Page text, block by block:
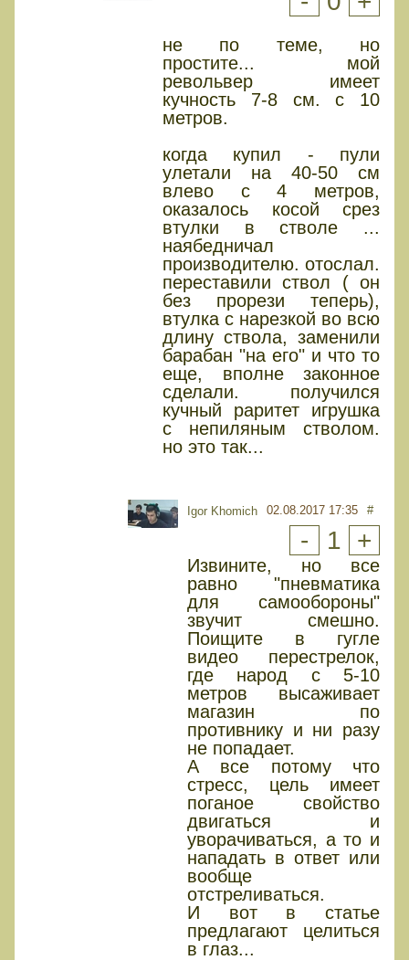
не по теме, но
простите... мой
револьвер имеет
кучность 7-8 см. с 10
метров.
когда купил - пули
улетали на 40-50 см
влево с 4 метров,
оказалось косой срез
втулки в стволе ...
наябедничал
производителю. отослал.
переставили ствол ( он
без прорези теперь),
втулка с нарезкой во всю
длину ствола, заменили
барабан "на его" и что то
еще, вполне законное
сделали. получился
кучный раритет игрушка
с непиляным стволом.
но это так...
Igor Khomich 02.08.2017 17:35 #
- 1 +
Извините, но все
равно "пневматика
для самообороны"
звучит смешно.
Поищите в гугле
видео перестрелок,
где народ с 5-10
метров высаживает
магазин по
противнику и ни разу
не попадает.
А все потому что
стресс, цель имеет
поганое свойство
двигаться и
уворачиваться, а то и
нападать в ответ или
вообще
отстреливаться.
И вот в статье
предлагают целиться
в глаз...